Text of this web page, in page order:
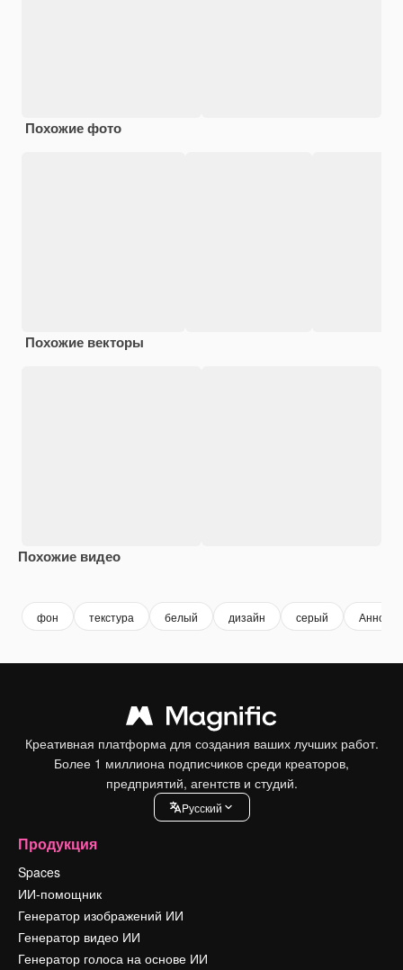
Похожие фото
Похожие векторы
Похожие видео
фон текстура белый дизайн серый
Креативная платформа для создания ваших лучших работ.
Более 1 миллиона подписчиков среди креаторов,
предприятий, агентств и студий.
Pусский
Продукция
Spaces
ИИ-помощник
Генератор изображений ИИ
Генератор видео ИИ
Генератор голоса на основе ИИ